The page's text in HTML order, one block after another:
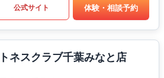
公式サイト 体験・相談予約
ネスクラブ千葉みなと店